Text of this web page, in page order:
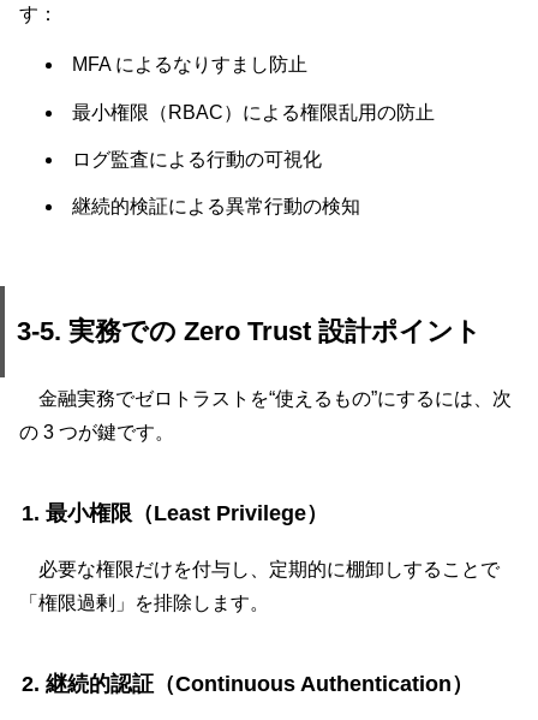
す：
MFA によるなりすまし防止
最小権限（RBAC）による権限乱用の防止
ログ監査による行動の可視化
継続的検証による異常行動の検知
3-5. 実務での Zero Trust 設計ポイント
金融実務でゼロトラストを“使えるもの”にするには、次
の 3 つが鍵です。
1. 最小権限（Least Privilege）
必要な権限だけを付与し、定期的に棚卸しすることで
「権限過剰」を排除します。
2. 継続的認証（Continuous Authentication）